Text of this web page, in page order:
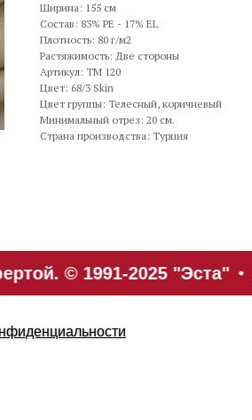
Ширина: 155 см
Состав: 83% PE - 17% EL
Плотность: 80 г/м2
Растяжимость: Две стороны
Артикул: TM 120
Цвет: 68/3 Skin
Цвет группы: Телесный, коричневый
Минимальный отрез: 20 см.
Страна производства: Турция
© 1991-2025 "Эста"